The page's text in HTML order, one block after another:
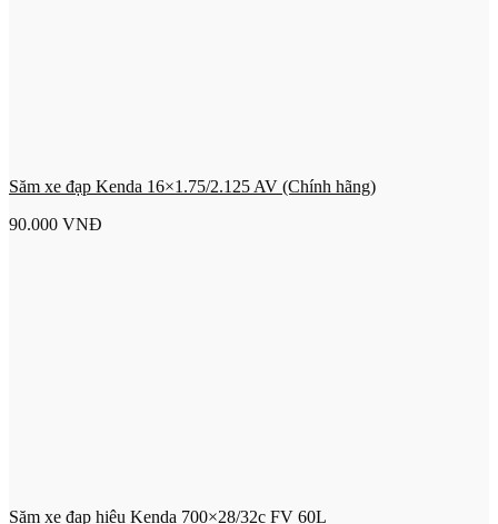
Săm xe đạp Kenda 16×1.75/2.125 AV (Chính hãng)
90.000 VNĐ
Săm xe đạp hiệu Kenda 700×28/32c FV 60L